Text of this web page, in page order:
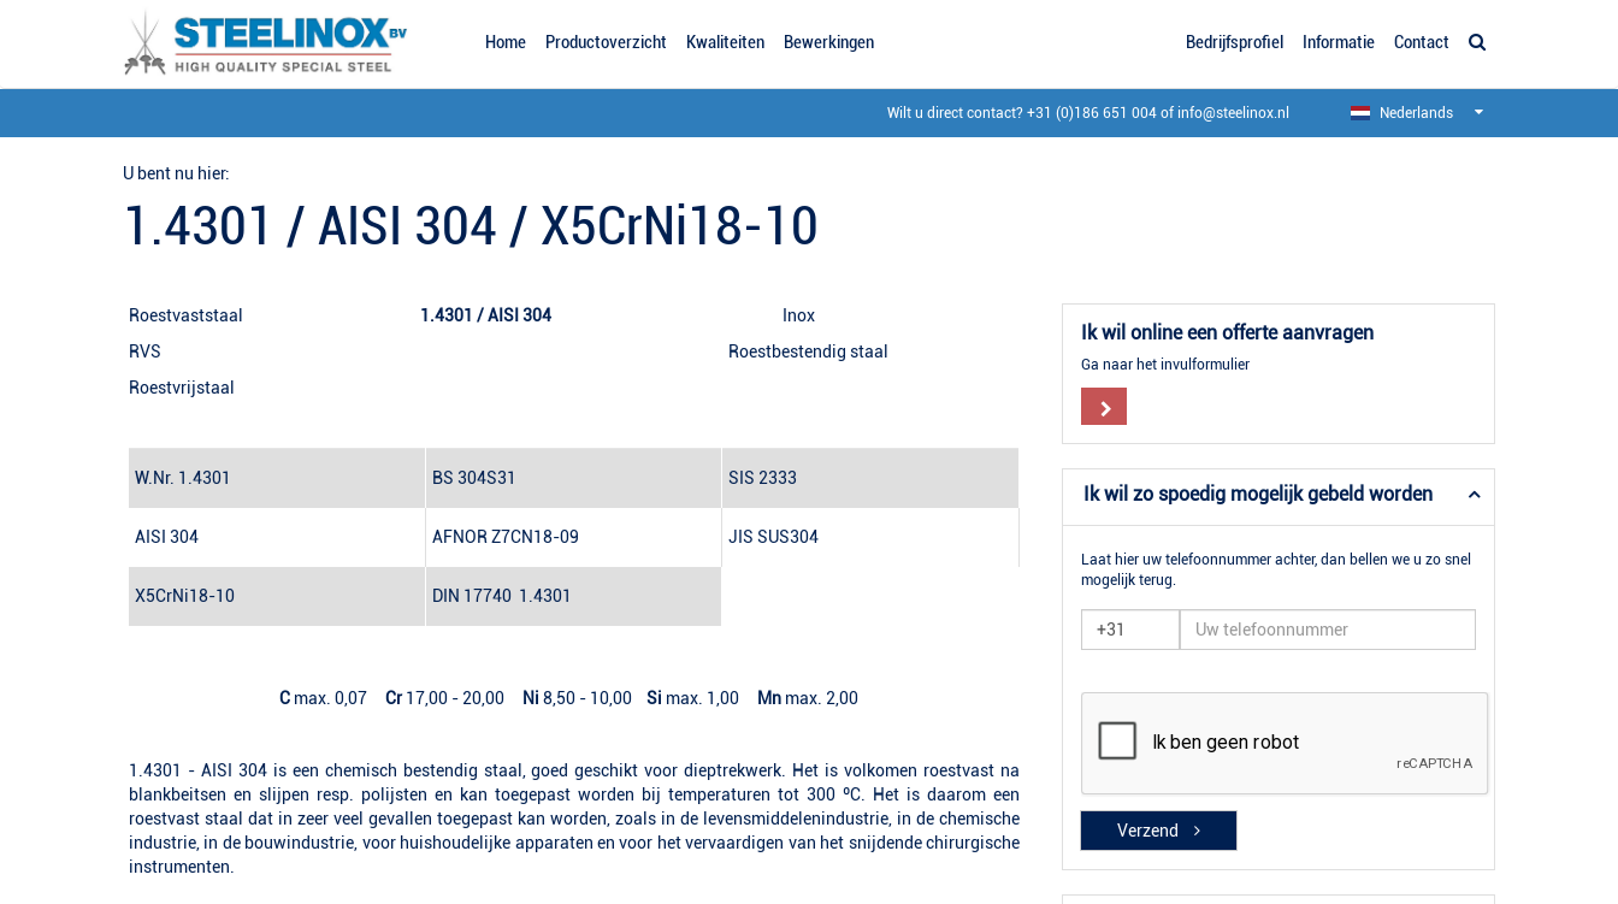
Home Productoverzicht Kwaliteiten Bewerkingen Bedrijfsprofiel Informatie Contact
Wilt u direct contact? +31 (0)186 651 004 of info@steelinox.nl Nederlands
U bent nu hier:
1.4301 / AISI 304 / X5CrNi18-10
Roestvaststaal 1.4301 / AISI 304
Inox
RVS Roestbestendig staal
Roestvrijstaal
W.Nr. 1.4301 BS 304S31 SIS 2333
AISI 304 AFNOR Z7CN18-09 JIS SUS304
X5CrNi18-10 DIN 17740 1.4301
C max. 0,07 Cr17,00 - 20,00 Ni 8,50 - 10,00 Si max. 1,00 Mn max. 2,00
1.4301 - AISI 304 is een chemisch bestendig staal, goed geschikt voor dieptrekwerk. Het is volkomen roestvast na
blankbeitsen en slijpen resp. polijsten en kan toegepast worden bij temperaturen tot 300 ºC. Het is daarom een
roestvast staal dat in zeer veel gevallen toegepast kan worden, zoals in de levensmiddelenindustrie, in de chemische
industrie, in de bouwindustrie, voor huishoudelijke apparaten en voor het vervaardigen van het snijdende chirurgische
instrumenten.
Ik wil online een offerte aanvragen
Ga naar het invulformulier
Ik wil zo spoedig mogelijk gebeld worden
Laat hier uw telefoonnummer achter, dan bellen we u zo snel
mogelijk terug.
Verzend